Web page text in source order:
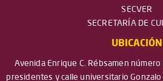
SECVER
SECRETARÍA DE
UBICACIÓN
Avenida Enrique C. Rébsamen
presidentes y calle universitario